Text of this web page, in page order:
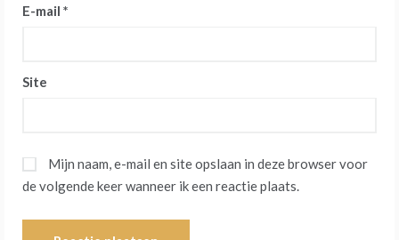
E-mail *
Site
Mijn naam, e-mail en site opslaan in deze browser voor
de volgende keer wanneer ik een reactie plaats.